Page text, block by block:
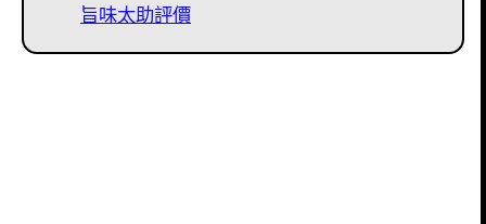
旨味太助評價